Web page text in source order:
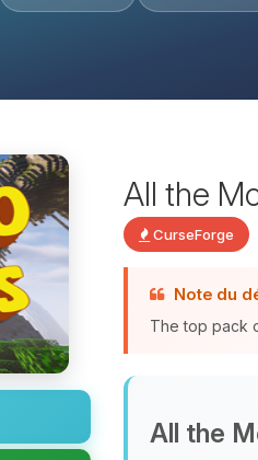
All the
CurseForge
Note du
The top pack
All the